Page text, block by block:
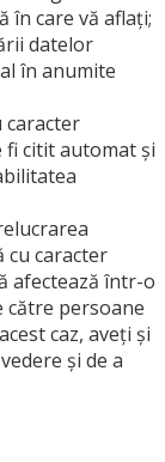
în care vă aflați;
datelor
în anumite
caracter
citit automat și
cu caracter
afectează într-o
către persoane
caz, aveți și
și de a